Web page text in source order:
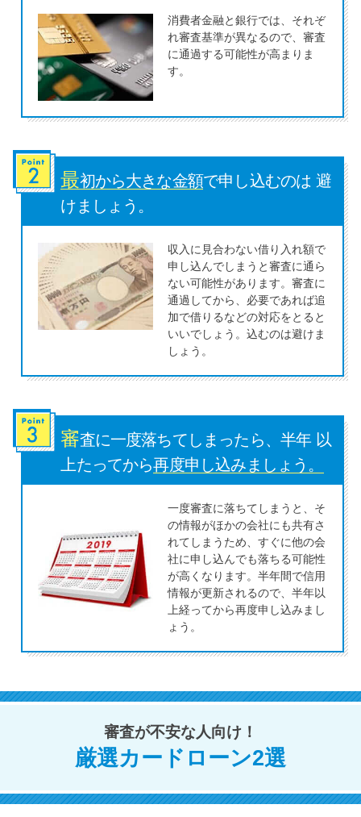
損！
カードローンの見直しで40万円
得した話
ードローン
特集ページ一覧
種類や特徴で探す
銀行カードローンを選ぶべき4つ
の理由
種類・特徴別一覧
その他コラム
今月の家賃払えない…2ヵ月目に
は解決しないと危険な理由と対
処法3つ
家賃払えないが強制退去は避け
法2選
に悩む人へ街金をおすすめしな
い理由
質屋でお金を借りるには？年利
消費者金融と銀行では、それぞ
れ審査基準が異なるので、審査
に通過する可能性が高まりま
す。
最初から大きな金額で申し込むのは 避
けましょう。
収入に見合わない借り入れ額で
申し込んでしまうと審査に通ら
ない可能性があります。審査に
通過してから、必要であれば追
加で借りるなどの対応をとると
いいでしょう。込むのは避けま
しょう。
審査に一度落ちてしまったら、半年 以
上たってから再度申し込みましょう。
一度審査に落ちてしまうと、そ
の情報がほかの会社にも共有さ
れてしまうため、すぐに他の会
社に申し込んでも落ちる可能性
が高くなります。半年間で信用
情報が更新されるので、半年以
上経ってから再度申し込みまし
ょう。
審査が不安な人向け！
厳選カードローン2選